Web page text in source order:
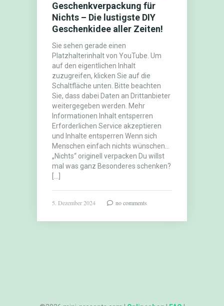
Geschenkverpackung für
Nichts – Die lustigste DIY
Geschenkidee aller Zeiten!
Sie sehen gerade einen
Platzhalterinhalt von YouTube. Um
auf den eigentlichen Inhalt
zuzugreifen, klicken Sie auf die
Schaltfläche unten. Bitte beachten
Sie, dass dabei Daten an Drittanbieter
weitergegeben werden. Mehr
Informationen Inhalt entsperren
Erforderlichen Service akzeptieren
und Inhalte entsperren Wenn sich
Menschen einfach nichts wünschen…
„Nichts“ originell verpacken Du willst
mal was ganz Besonderes schenken?
5. Dezember 2024 no comments